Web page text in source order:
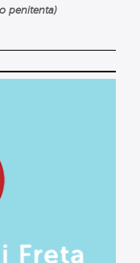
penitenta)